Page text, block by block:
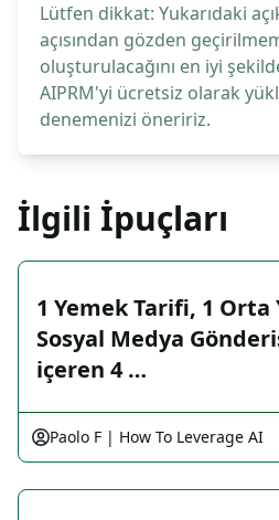
Lütfen dikkat: Yukarıdaki
açısından gözden
oluşturulacağını en iyi
AIPRM'yi ücretsiz olarak
denemenizi öneririz.
İlgili İpuçları
1 Yemek Tarifi, 1 Orta
Sosyal Medya
içeren 4 …
Paolo F | How To Leverage AI